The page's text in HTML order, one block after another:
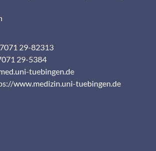
29-82313
29-5384
tuebingen.de
www.medizin.uni-tuebingen.de